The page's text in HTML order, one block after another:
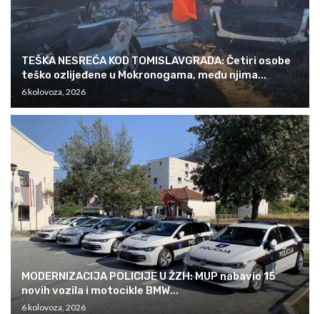
TEŠKA NESREĆA KOD TOMISLAVGRADA: Četiri osobe
teško ozlijeđene u Mokronogama, među njima...
6 kolovoza, 2026
MODERNIZACIJA POLICIJE U ŽZH: MUP nabavio 15
novih vozila i motocikle BMW...
6 kolovoza, 2026